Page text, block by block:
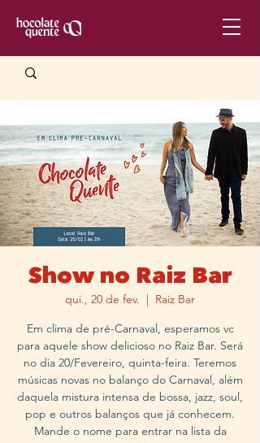
Show no Raiz Bar
qui., 20 de fev.
  |
Raiz Bar
Em clima de pré-Carnaval, esperamos vc
para aquele show delicioso no Raiz Bar. Será
no dia 20/Fevereiro, quinta-feira. Teremos
músicas novas no balanço do Carnaval, além
daquela mistura intensa de bossa, jazz, soul,
pop e outros balanços que já conhecem.
Mande o nome para entrar na lista da